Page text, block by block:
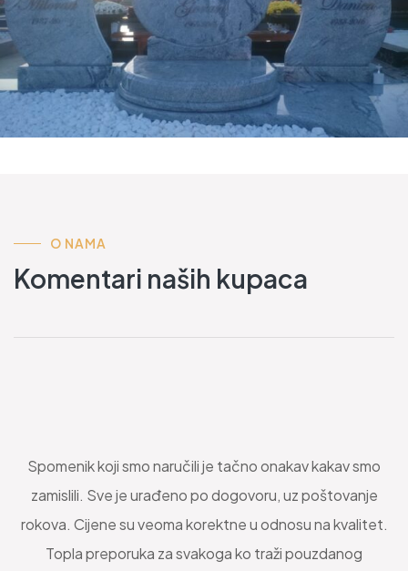
O NAMA
Komentari naših kupaca
Spomenik koji smo naručili je tačno onakav kakav smo
zamislili. Sve je urađeno po dogovoru, uz poštovanje
rokova. Cijene su veoma korektne u odnosu na kvalitet.
Topla preporuka za svakoga ko traži pouzdanog